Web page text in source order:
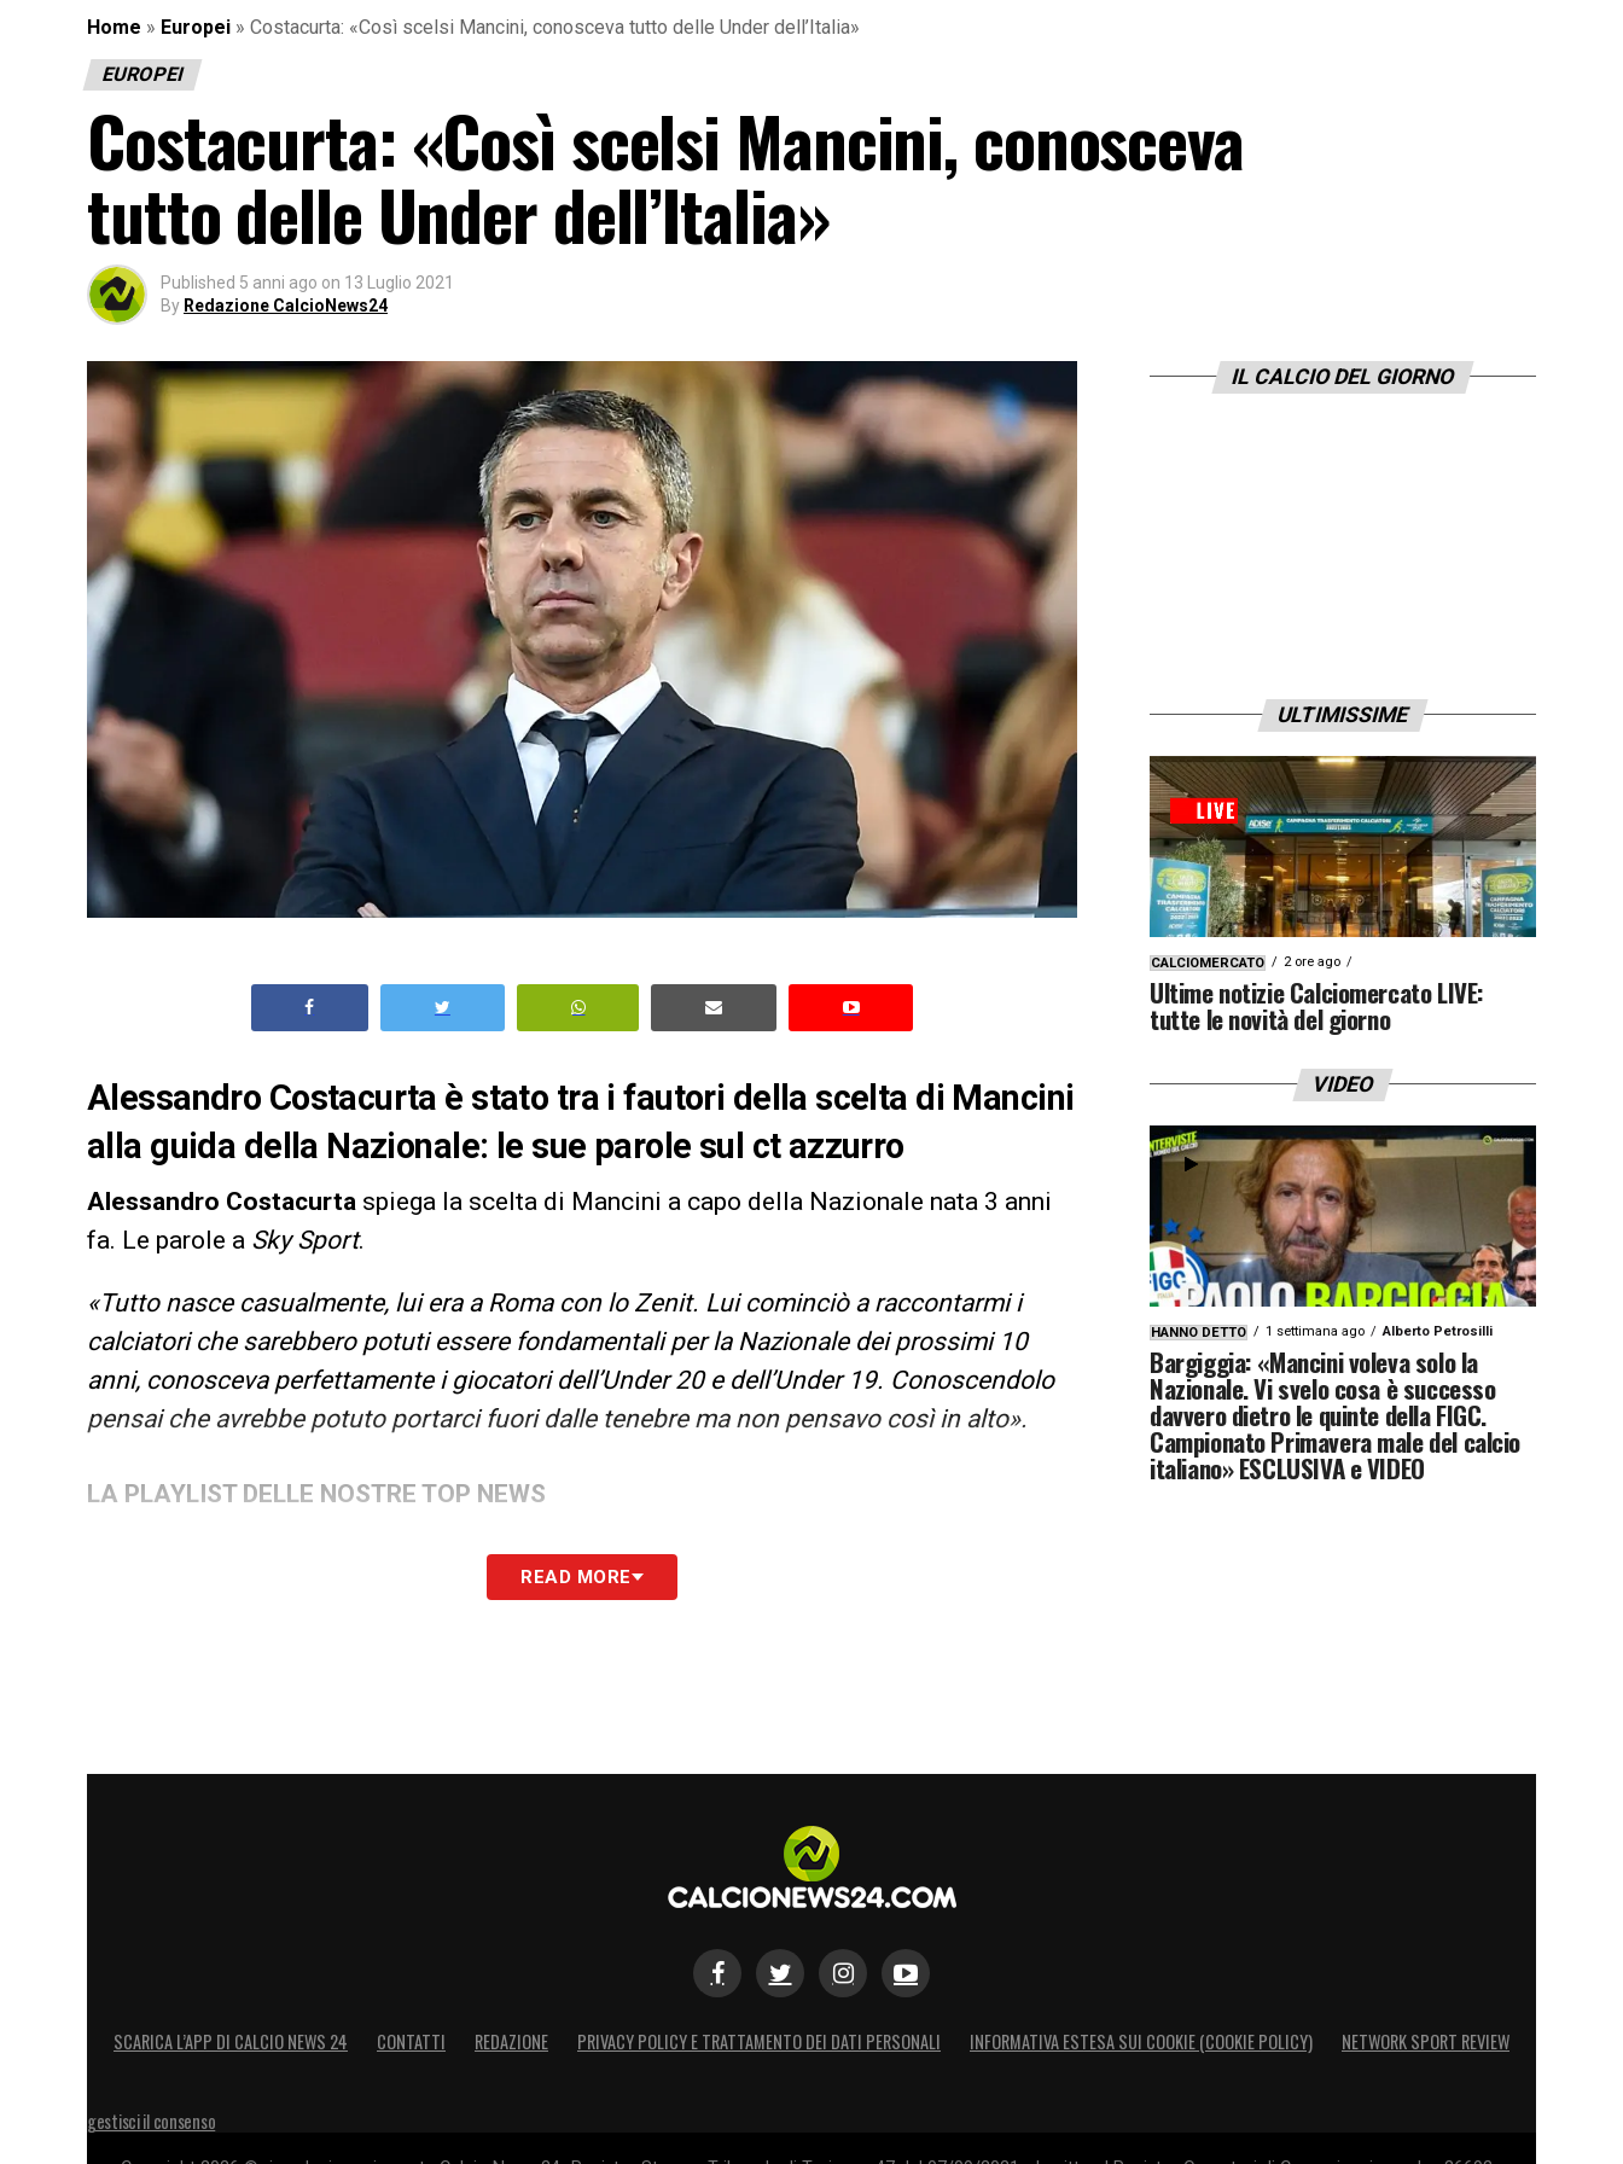
Home » Europei » Costacurta: «Così scelsi Mancini, conosceva tutto delle Under dell’Italia»
EUROPEI
Costacurta: «Così scelsi Mancini, conosceva
tutto delle Under dell’Italia»
Published 5 anni ago on 13 Luglio 2021
By Redazione CalcioNews24
Alessandro Costacurta è stato tra i fautori della scelta di Mancini
alla guida della Nazionale: le sue parole sul ct azzurro
Alessandro Costacurta spiega la scelta di Mancini a capo della Nazionale nata 3 anni
fa. Le parole a Sky Sport.
«Tutto nasce casualmente, lui era a Roma con lo Zenit. Lui cominciò a raccontarmi i
calciatori che sarebbero potuti essere fondamentali per la Nazionale dei prossimi 10
anni, conosceva perfettamente i giocatori dell’Under 20 e dell’Under 19. Conoscendolo
pensai che avrebbe potuto portarci fuori dalle tenebre ma non pensavo così in alto».
LA PLAYLIST DELLE NOSTRE TOP NEWS
READ MORE
IL CALCIO DEL GIORNO
ULTIMISSIME
CALCIOMERCATO 2 ore ago
Ultime notizie Calciomercato LIVE:
tutte le novità del giorno
VIDEO
HANNO DETTO 1 settimana ago Alberto Petrosilli
Bargiggia: «Mancini voleva solo la
Nazionale. Vi svelo cosa è successo
davvero dietro le quinte della FIGC.
Campionato Primavera male del calcio
italiano» ESCLUSIVA e VIDEO
SCARICA L’APP DI CALCIO NEWS 24 CONTATTI REDAZIONE PRIVACY POLICY E TRATTAMENTO DEI DATI PERSONALI INFORMATIVA ESTESA SUI COOKIE (COOKIE POLICY) NETWORK SPORT REVIEW
gestisci il consenso